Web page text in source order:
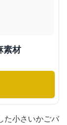
素材
た小さいかごバ